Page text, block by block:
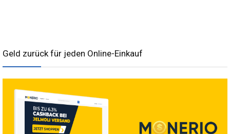
Geld zurück für jeden Online-Einkauf